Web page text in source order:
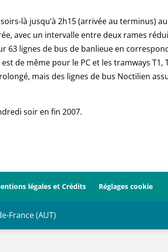
là jusqu’à 2h15 (arrivée au terminus)
avec un intervalle entre deux rames
63 lignes de bus de banlieue en
de même pour le PC et les tramways T1,
mais des lignes de bus Noctilien
soir en fin 2007.
légales et Crédits Réglages cookie
France (AUT)